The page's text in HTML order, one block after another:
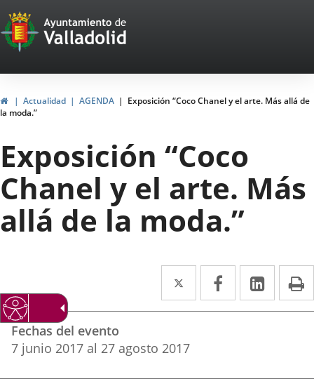
Portal
Web
del
Ayuntamiento
de
Valladolid
InicioActualidad AGENDA
Exposición “Coco Chanel y el arte. Más allá de
la moda.”
Exposición “Coco
Chanel y el arte. Más
allá de la moda.”
Twitter
Enlace
a
aplicación
externa.
Facebook
Enlace
a
externa.
Enlace
a
Datos
del
evento
Fechas del evento
7 junio 2017 al 27 agosto 2017